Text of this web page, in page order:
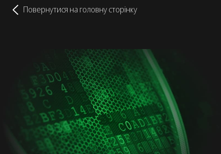
Повернутися на головну сторінку